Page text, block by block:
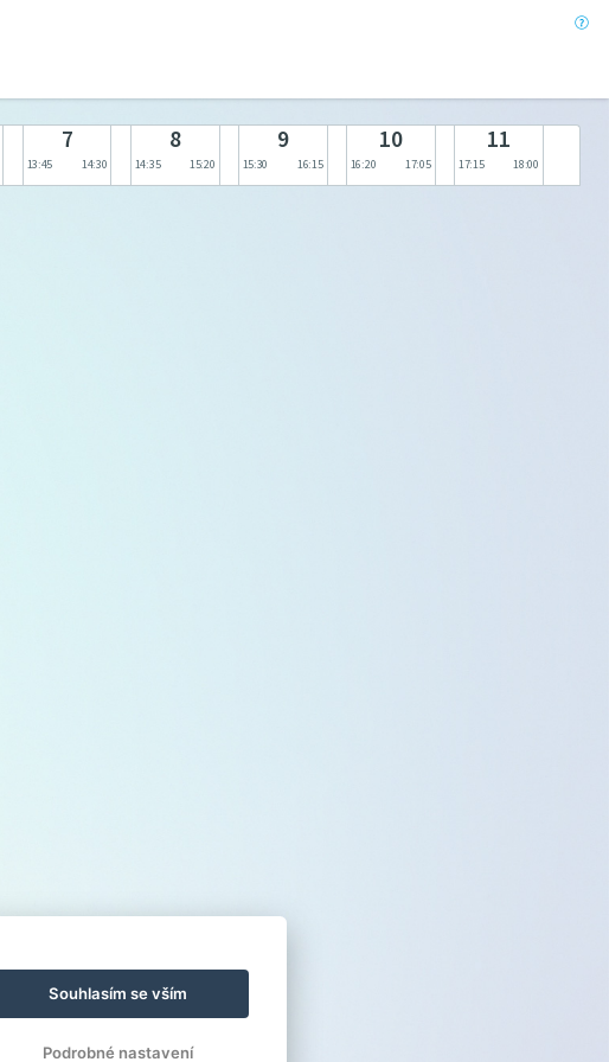
7
13:45 14:30
8
14:35 15:20
9
15:30 16:15
10
16:20 17:05
11
17:15 18:00
Souhlasím se vším
Podrobné nastavení